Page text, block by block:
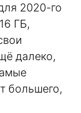
2020-го
ГБ,
далеко,
большего,